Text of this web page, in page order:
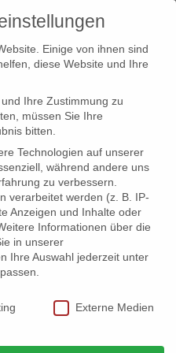
Einige von ihnen sind
diese Website und Ihre
Ihre Zustimmung zu
müssen Sie Ihre
bitten.
Technologien auf unserer
während andere uns
zu verbessern.
verarbeitet werden (z. B. IP-
Anzeigen und Inhalte oder
Informationen über die
in unserer
Ihre Auswahl jederzeit unter
Externe Medien